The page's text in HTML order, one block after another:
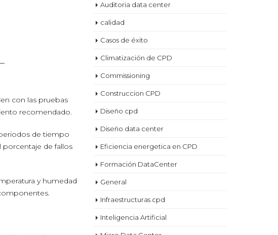
con las pruebas
recomendado.
de tiempo
de fallos
y humedad
Auditoria data center
calidad
Casos de éxito
Climatización de CPD
Commissioning
Construccion CPD
Diseño cpd
Diseño data center
Eficiencia energetica en CPD
Formación DataCenter
General
Infraestructuras cpd
Inteligencia Artificial